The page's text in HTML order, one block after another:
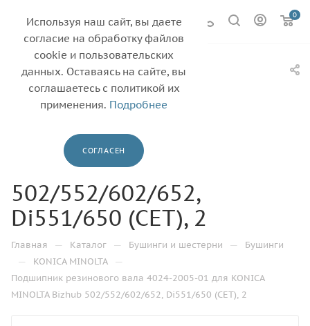
0
Подшипник
резинового вала
4024-2005-01 для
KONICA MINOLTA
Bizhub
502/552/602/652,
Di551/650 (CET), 2
Главная — Каталог — Бушинги и шестерни — Бушинги
— KONICA MINOLTA —
Подшипник резинового вала 4024-2005-01 для KONICA
MINOLTA Bizhub 502/552/602/652, Di551/650 (CET), 2
Используя наш сайт, вы даете
согласие на обработку файлов
cookie и пользовательских
данных. Оставаясь на сайте, вы
соглашаетесь с политикой их
применения. Подробнее
СОГЛАСЕН